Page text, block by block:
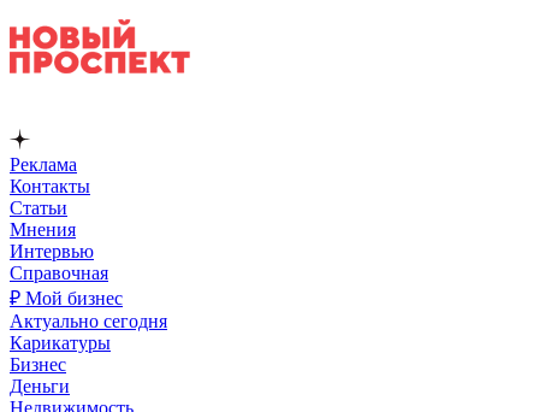
Реклама
Контакты
Статьи
Мнения
Интервью
Справочная
₽ Мой бизнес
Актуально сегодня
Карикатуры
Бизнес
Деньги
Недвижимость